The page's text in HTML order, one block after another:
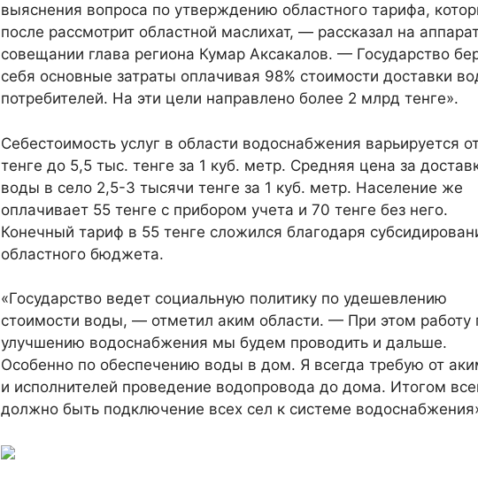
выяснения вопроса по утверждению областного тарифа,
после рассмотрит областной маслихат, — рассказал на
совещании глава региона Кумар Аксакалов. — Государство
себя основные затраты оплачивая 98% стоимости доставки
потребителей. На эти цели направлено более 2 млрд тенге».
Себестоимость услуг в области водоснабжения варьируется
тенге до 5,5 тыс. тенге за 1 куб. метр. Средняя цена за
воды в село 2,5-3 тысячи тенге за 1 куб. метр. Население же
оплачивает 55 тенге с прибором учета и 70 тенге без него.
Конечный тариф в 55 тенге сложился благодаря
областного бюджета.
«Государство ведет социальную политику по удешевлению
стоимости воды, — отметил аким области. — При этом работу
улучшению водоснабжения мы будем проводить и дальше.
Особенно по обеспечению воды в дом. Я всегда требую от
и исполнителей проведение водопровода до дома. Итогом
должно быть подключение всех сел к системе